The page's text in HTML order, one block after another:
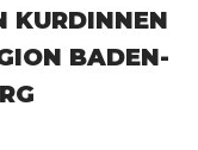
KURDINNEN
BADEN-